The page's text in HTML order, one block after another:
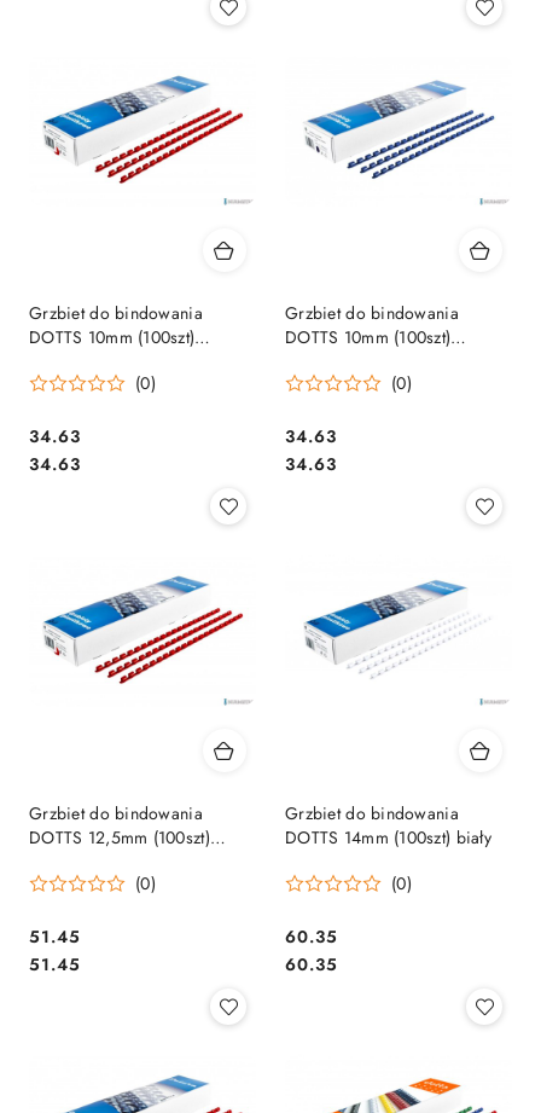
Grzbiet do bindowania
DOTTS 10mm (100szt)
(0)
Cena:
34.63
Cena:
34.63
Grzbiet do bindowania
DOTTS 10mm (100szt)
(0)
Cena:
34.63
Cena:
34.63
Grzbiet do bindowania
DOTTS 12,5mm (100szt)
(0)
Cena:
51.45
Cena:
51.45
Grzbiet do bindowania
DOTTS 14mm (100szt) biały
(0)
Cena:
60.35
Cena:
60.35